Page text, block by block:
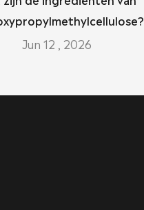
Jun 12 , 2026